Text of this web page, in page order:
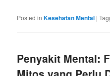
Posted in Kesehatan Mental |
Penyakit Mental: